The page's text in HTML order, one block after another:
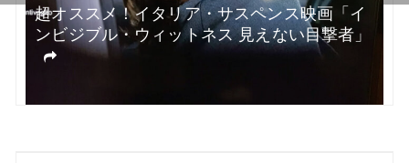
超オススメ！イタリア・サスペンス映画「イ
ンビジブル・ウィットネス 見えない目撃者」